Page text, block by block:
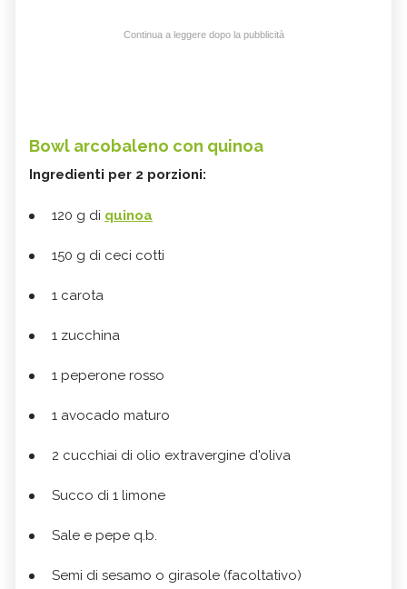
Continua a leggere dopo la pubblicità
Bowl arcobaleno con quinoa
Ingredienti per 2 porzioni:
120 g di quinoa
150 g di ceci cotti
1 carota
1 zucchina
1 peperone rosso
1 avocado maturo
2 cucchiai di olio extravergine d'oliva
Succo di 1 limone
Sale e pepe q.b.
Semi di sesamo o girasole (facoltativo)